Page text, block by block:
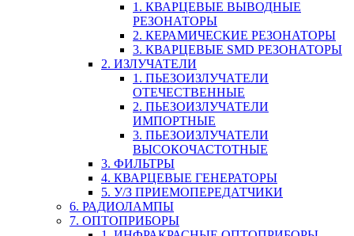
1. КВАРЦЕВЫЕ ВЫВОДНЫЕ
РЕЗОНАТОРЫ
2. КЕРАМИЧЕСКИЕ РЕЗОНАТОРЫ
3. КВАРЦЕВЫЕ SMD РЕЗОНАТОРЫ
2. ИЗЛУЧАТЕЛИ
1. ПЬЕЗОИЗЛУЧАТЕЛИ
ОТЕЧЕСТВЕННЫЕ
2. ПЬЕЗОИЗЛУЧАТЕЛИ
ИМПОРТНЫЕ
3. ПЬЕЗОИЗЛУЧАТЕЛИ
ВЫСОКОЧАСТОТНЫЕ
3. ФИЛЬТРЫ
4. КВАРЦЕВЫЕ ГЕНЕРАТОРЫ
5. У/З ПРИЕМОПЕРЕДАТЧИКИ
6. РАДИОЛАМПЫ
7. ОПТОПРИБОРЫ